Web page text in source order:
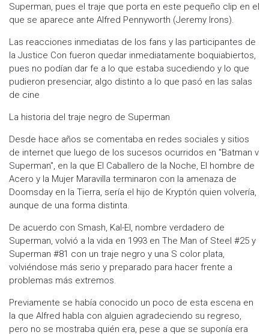
Superman, pues el traje que porta en este pequeño clip en el
que se aparece ante Alfred Pennyworth (Jeremy Irons).
Las reacciones inmediatas de los fans y las participantes de
la Justice Con fueron quedar inmediatamente boquiabiertos,
pues no podían dar fe a lo que estaba sucediendo y lo que
pudieron presenciar, algo distinto a lo que pasó en las salas
de cine
La historia del traje negro de Superman
Desde hace años se comentaba en redes sociales y sitios
de internet que luego de los sucesos ocurridos en "Batman v
Superman", en la que El Caballero de la Noche, El hombre de
Acero y la Mujer Maravilla terminaron con la amenaza de
Doomsday en la Tierra, sería el hijo de Kryptón quien volvería,
aunque de una forma distinta.
De acuerdo con Smash, Kal-El, nombre verdadero de
Superman, volvió a la vida en 1993 en The Man of Steel #25 y
Superman #81 con un traje negro y una S color plata,
volviéndose más serio y preparado para hacer frente a
problemas más extremos.
Previamente se había conocido un poco de esta escena en
la que Alfred habla con alguien agradeciendo su regreso,
pero no se mostraba quién era, pese a que se suponía era